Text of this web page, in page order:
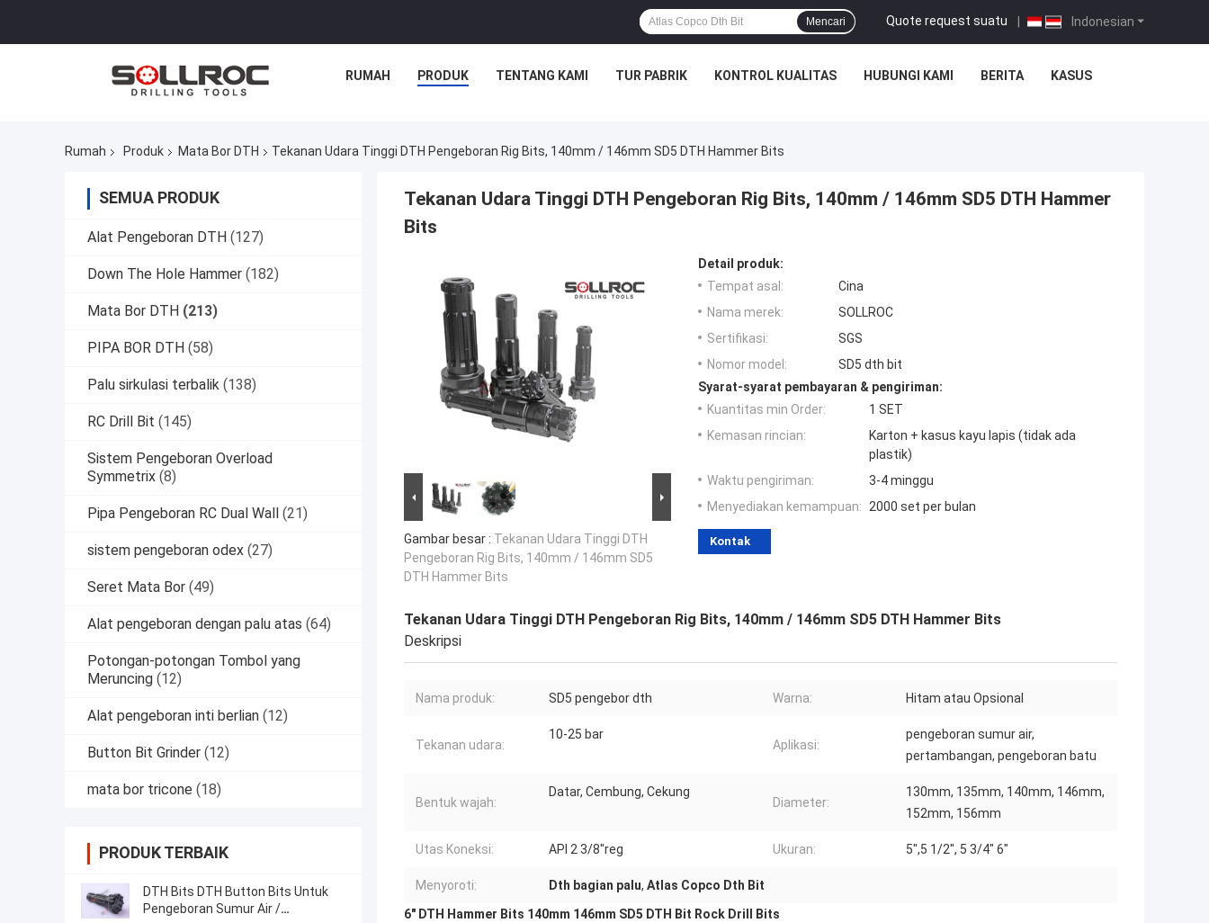
Indonesian
Quote request suatu |
Mencari
RUMAH PRODUK TENTANG KAMI TUR PABRIK KONTROL KUALITAS HUBUNGI KAMI BERITA KASUS
Rumah Produk Mata Bor DTH Tekanan Udara Tinggi DTH Pengeboran Rig Bits, 140mm / 146mm SD5 DTH Hammer Bits
SEMUA PRODUK
Alat Pengeboran DTH (127)
Down The Hole Hammer (182)
Mata Bor DTH (213)
PIPA BOR DTH (58)
Palu sirkulasi terbalik (138)
RC Drill Bit (145)
Sistem Pengeboran Overload
Symmetrix (8)
Pipa Pengeboran RC Dual Wall (21)
sistem pengeboran odex (27)
Seret Mata Bor (49)
Alat pengeboran dengan palu atas (64)
Potongan-potongan Tombol yang
Meruncing (12)
Alat pengeboran inti berlian (12)
Button Bit Grinder (12)
mata bor tricone (18)
PRODUK TERBAIK
DTH Bits DTH Button Bits Untuk
Pengeboran Sumur Air /
Tekanan Udara Tinggi DTH Pengeboran Rig Bits, 140mm / 146mm SD5 DTH Hammer
Bits
Gambar besar : Tekanan Udara Tinggi DTH
Pengeboran Rig Bits, 140mm / 146mm SD5
DTH Hammer Bits
Detail produk:
Tempat asal:
Cina
Nama merek:
SOLLROC
Sertifikasi:
SGS
Nomor model:
SD5 dth bit
Syarat-syarat pembayaran & pengiriman:
Kuantitas min Order:
1 SET
Kemasan rincian:
Karton + kasus kayu lapis (tidak ada
plastik)
Waktu pengiriman:
3-4 minggu
Menyediakan kemampuan: 2000 set per bulan
Kontak
Tekanan Udara Tinggi DTH Pengeboran Rig Bits, 140mm / 146mm SD5 DTH Hammer Bits
Deskripsi
Nama produk: SD5 pengebor dth Warna: Hitam atau Opsional
Tekanan udara:
10-25 bar
Aplikasi:
pengeboran sumur air,
pertambangan, pengeboran batu
Bentuk wajah:
Datar, Cembung, Cekung
Diameter:
130mm, 135mm, 140mm, 146mm,
152mm, 156mm
Utas Koneksi: API 2 3/8"reg Ukuran: 5",5 1/2", 5 3/4" 6"
Menyoroti: Dth bagian palu, Atlas Copco Dth Bit
6" DTH Hammer Bits 140mm 146mm SD5 DTH Bit Rock Drill Bits